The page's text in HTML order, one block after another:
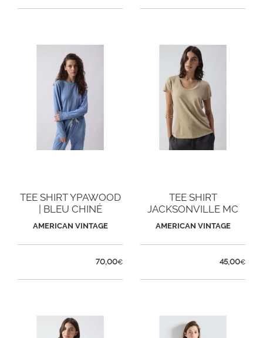
TEE SHIRT YPAWOOD
| BLEU CHINÉ
AMERICAN VINTAGE
70,00€
TEE SHIRT
JACKSONVILLE MC
COL U | SEIGLE
AMERICAN VINTAGE
45,00€